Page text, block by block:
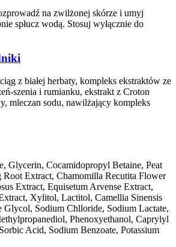
na zwilżonej skórze i umyj
spłucz wodą. Stosuj wyłącznie do
z białej herbaty, kompleks ekstraktów ze
szenia i rumianku, ekstrakt z Croton
mleczan sodu, nawilżający kompleks
Glycerin, Cocamidopropyl Betaine, Peat
Root Extract, Chamomilla Recutita Flower
Extract, Equisetum Arvense Extract,
Xylitol, Lactitol, Camellia Sinensis
Glycol, Sodium Chlloride, Sodium Lactate,
Phenoxyethanol, Caprylyl
Acid, Sodium Benzoate, Potassium